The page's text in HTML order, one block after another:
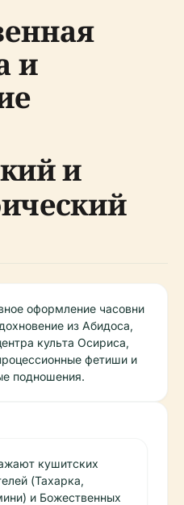
и
и
оформление часовни
из Абидоса,
культа Осириса,
фетиши и
подношения.
кушитских
(Тахарка,
и Божественных